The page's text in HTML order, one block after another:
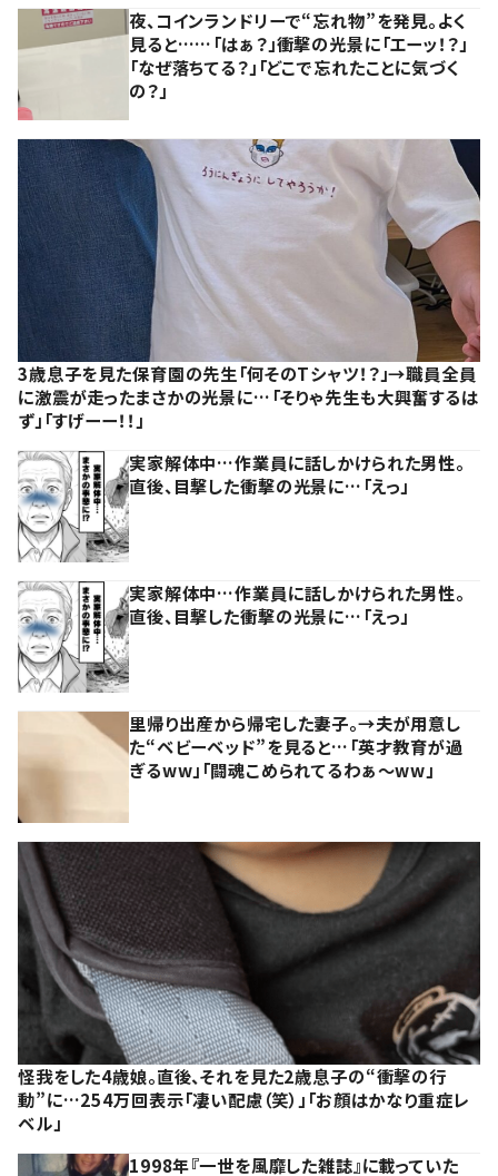
夜、コインランドリーで“忘れ物”を発見。よく
見ると……「はぁ？」衝撃の光景に「エーッ！？」
「なぜ落ちてる？」「どこで忘れたことに気づく
の？」
3歳息子を見た保育園の先生「何そのTシャツ！？」→職員全員
に激震が走ったまさかの光景に…「そりゃ先生も大興奮するは
ず」「すげーー！！」
実家解体中…作業員に話しかけられた男性。
直後、目撃した衝撃の光景に…「えっ」
実家解体中…作業員に話しかけられた男性。
直後、目撃した衝撃の光景に…「えっ」
里帰り出産から帰宅した妻子。→夫が用意し
た“ベビーベッド”を見ると…「英才教育が過
ぎるww」「闘魂こめられてるわぁ～ww」
怪我をした4歳娘。直後、それを見た2歳息子の“衝撃の行
動”に…254万回表示「凄い配慮（笑）」「お顔はかなり重症レ
ベル」
1998年『一世を風靡した雑誌』に載っていた